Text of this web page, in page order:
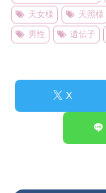
天女様
天照様
男性
遺伝子
X